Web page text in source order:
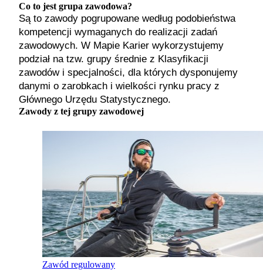
Co to jest grupa zawodowa?
Są to zawody pogrupowane według podobieństwa
kompetencji wymaganych do realizacji zadań
zawodowych. W Mapie Karier wykorzystujemy
podział na tzw. grupy średnie z Klasyfikacji
zawodów i specjalności, dla których dysponujemy
danymi o zarobkach i wielkości rynku pracy z
Głównego Urzędu Statystycznego.
Zawody z tej grupy zawodowej
Zawód regulowany